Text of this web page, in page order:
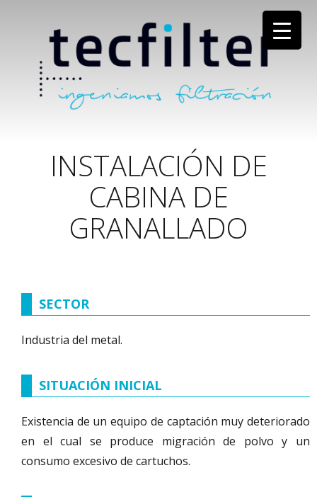
INSTALACIÓN DE
CABINA DE
GRANALLADO
SECTOR
Industria del metal.
SITUACIÓN INICIAL
Existencia de un equipo de captación muy deteriorado
en el cual se produce migración de polvo y un
consumo excesivo de cartuchos.